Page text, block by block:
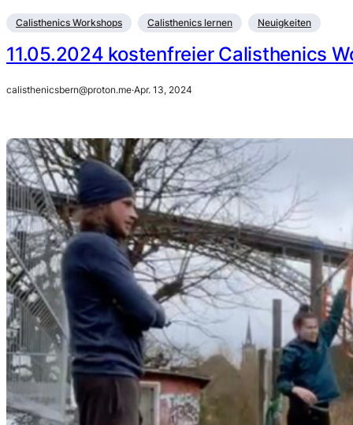
Calisthenics Workshops Calisthenics lernen Neuigkeiten
11.05.2024 kostenfreier Calisthenics
calisthenicsbern@proton.me·Apr. 13, 2024